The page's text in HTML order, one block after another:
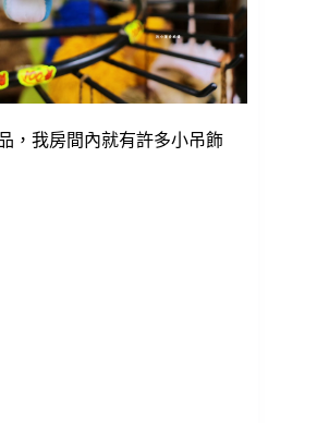
，我房間內就有許多小吊飾